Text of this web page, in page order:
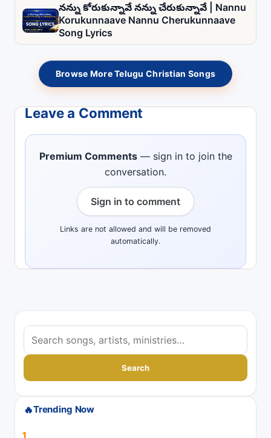
నన్ను కోరుకున్నావే నన్ను చేరుకున్నావే | Nannu
Korukunnaave Nannu Cherukunnaave
Song Lyrics
Browse More Telugu Christian Songs
Leave a Comment
Premium Comments— sign in to join the
conversation.
Sign in to comment
Links are not allowed and will be removed
automatically.
S
e
a
r
h
Search
🔥Trending Now
1